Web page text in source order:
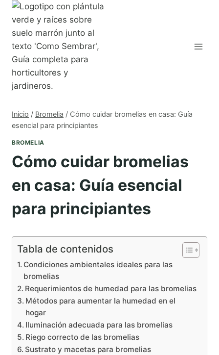
Saltar
contenido
Inicio / Bromelia / Cómo cuidar bromelias en casa: Guía
esencial para principiantes
BROMELIA
Cómo cuidar bromelias
en casa: Guía esencial
para principiantes
Tabla de contenidos
Condiciones ambientales ideales para las
bromelias
Requerimientos de humedad para las bromelias
Métodos para aumentar la humedad en el
hogar
Iluminación adecuada para las bromelias
Riego correcto de las bromelias
Sustrato y macetas para bromelias